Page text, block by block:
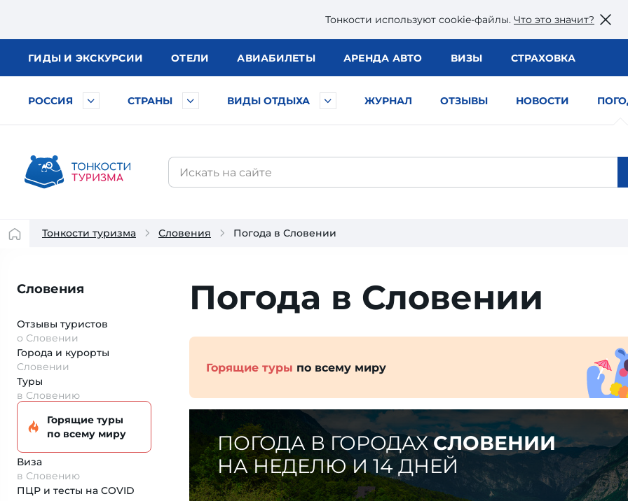
Тонкости используют сookie-файлы. Что это значит?
ГИДЫ И ЭКСКУРСИИ ОТЕЛИ АВИАБИЛЕТЫ АРЕНДА АВТО ВИЗЫ СТРАХОВКА
РОССИЯ СТРАНЫ ВИДЫ ОТДЫХА ЖУРНАЛ ОТЗЫВЫ НОВОСТИ
Тонкости туризма Словения Погода в Словении
Словения
Отзывы туристов
о Словении
Города и курорты
Словении
Туры
в Словению
Горящие туры
по всему миру
Виза
в Словению
ПЦР и тесты на COVID
Погода в Словении
Горящие туры по всему миру
ПОГОДА В ГОРОДАХСЛОВЕНИИ
НА НЕДЕЛЮ И 14 ДНЕЙ